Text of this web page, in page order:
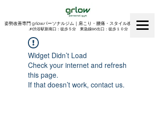
姿勢改善専門 grlowパーソナルジム｜肩こり・腰痛・スタイル改善｜渋谷
​JR渋谷駅新南口：徒歩５分 東急線B6出口：徒歩１０分
Widget Didn’t Load
Check your internet and refresh
this page.
If that doesn’t work, contact us.